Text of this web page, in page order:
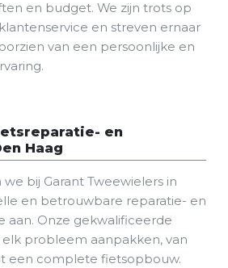
en budget. We zijn trots op
en streven ernaar
van een persoonlijke en
en
Haag
bij Garant Tweewielers in
en betrouwbare reparatie- en
aan. Onze gekwalificeerde
probleem aanpakken, van
een complete fietsopbouw.